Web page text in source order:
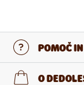
POMOČ
Stopi v stik z
O